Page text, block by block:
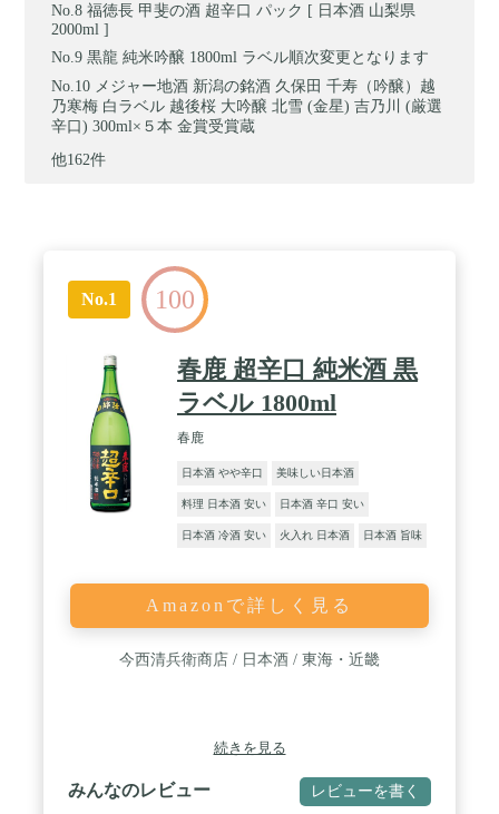
福徳長 甲斐の酒 超辛口 パック [ 日本酒 山梨県
2000ml ]
黒龍 純米吟醸 1800ml ラベル順次変更となります
メジャー地酒 新潟の銘酒 久保田 千寿（吟醸）越
乃寒梅 白ラベル 越後桜 大吟醸 北雪 (金星) 吉乃川 (厳選
辛口) 300ml×５本 金賞受賞蔵
他162件
No.1 100
春鹿 超辛口 純米酒 黒
ラベル 1800ml
春鹿
日本酒 やや辛口 美味しい日本酒
料理 日本酒 安い 日本酒 辛口 安い
日本酒 冷酒 安い 火入れ 日本酒 日本酒 旨味
Amazonで詳しく見る
今西清兵衛商店 / 日本酒 / 東海・近畿
続きを見る
みんなのレビュー レビューを書く